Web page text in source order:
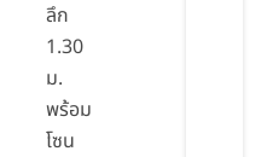
ลึก
1.30
ม.
พร้อม
โซน